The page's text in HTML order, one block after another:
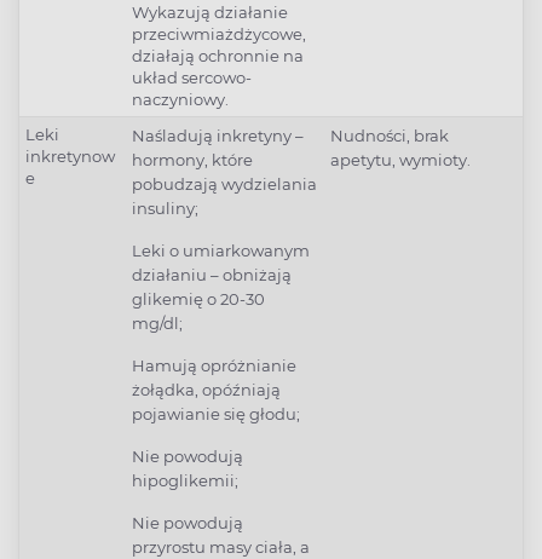
Wykazują działanie
przeciwmiażdżycowe,
działają ochronnie na
układ sercowo-
naczyniowy.
Leki
inkretynow
e
Naśladują inkretyny –
hormony, które
pobudzają wydzielania
insuliny;
Leki o umiarkowanym
działaniu – obniżają
glikemię o 20-30
mg/dl;
Hamują opróżnianie
żołądka, opóźniają
pojawianie się głodu;
Nie powodują
hipoglikemii;
Nie powodują
przyrostu masy ciała, a
Nudności, brak
apetytu, wymioty.